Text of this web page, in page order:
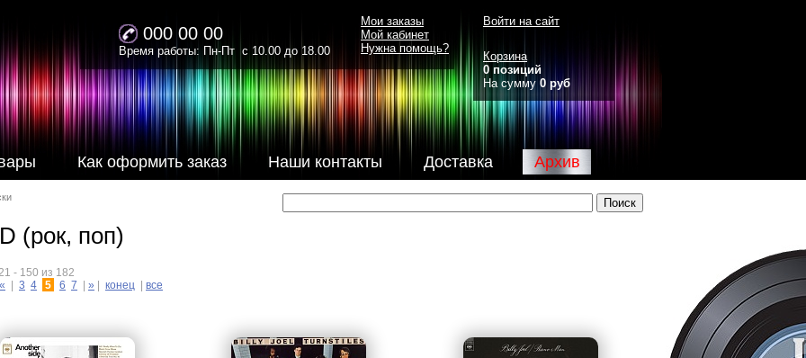
000 00 00
Время работы: Пн-Пт с 10.00 до 18.00
Как оформить заказ Наши контакты Доставка Архив
Мои заказы
Мой кабинет
Нужна помощь?
Войти на сайт
Корзина
0 позиций
На сумму 0 руб
(рок, поп)
- 150 из 182
«
3 4 5 6 7 » конец все